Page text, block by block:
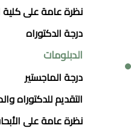
POSTGRAD
STUDIES
نظرة عامة على كلية
درجة الدكتوراه
الدبلومات
درجة الماجستير
التقديم للدكتوراه
نظرة عامة على